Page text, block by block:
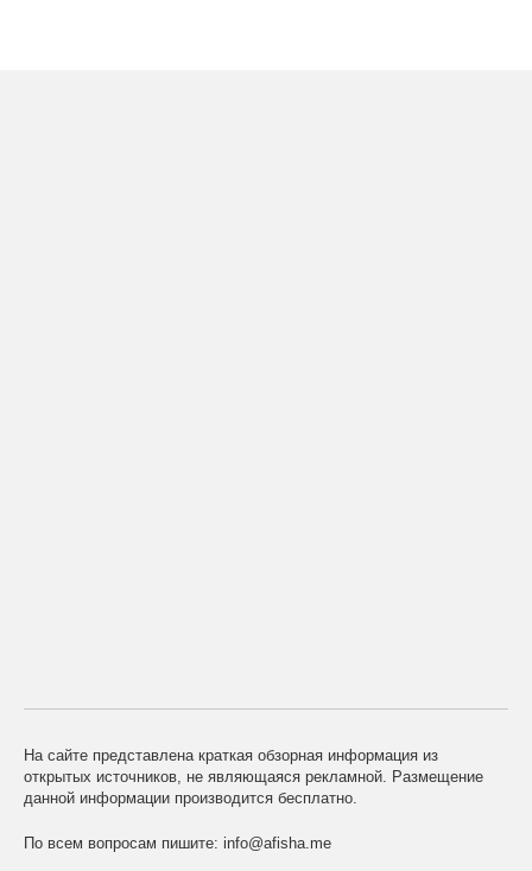
На сайте представлена краткая обзорная информация из
открытых источников, не являющаяся рекламной. Размещение
данной информации производится бесплатно.
По всем вопросам пишите: info@afisha.me